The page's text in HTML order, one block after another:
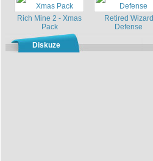
Rich Mine 2 - Xmas
Pack
Retired Wizard
Defense
Diskuze